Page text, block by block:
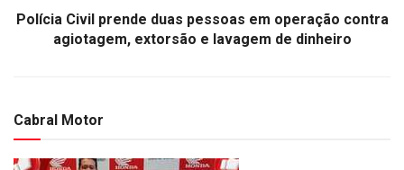
Polícia Civil prende duas pessoas em operação contra
agiotagem, extorsão e lavagem de dinheiro
Cabral Motor